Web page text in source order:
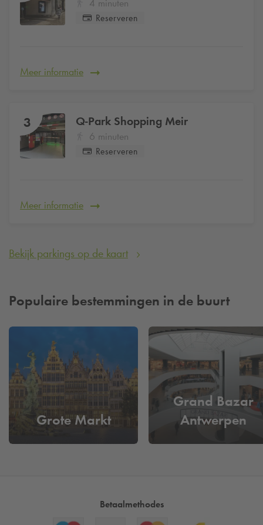
4 minuten
Reserveren
Meer informatie
3 Q-Park Shopping Meir
6 minuten
Reserveren
Meer informatie
Bekijk parkings op de kaart
Populaire bestemmingen in de buurt
Grote Markt
Grand Bazar
Antwerpen
Betaalmethodes